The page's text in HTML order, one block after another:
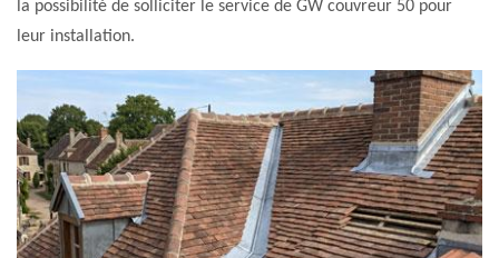
la possibilité de solliciter le service de GW couvreur 50 pour
leur installation.